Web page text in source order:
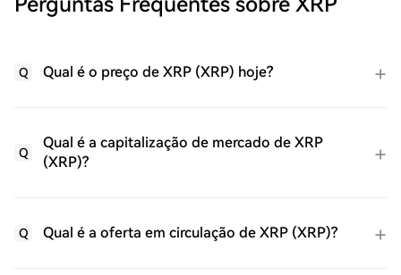
Q Qual é o preço de XRP (XRP) hoje?
Q
Qual é a capitalização de mercado de XRP
(XRP)?
Q Qual é a oferta em circulação de XRP (XRP)?